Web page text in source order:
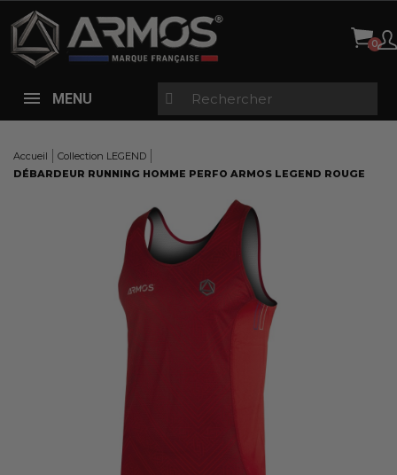
MENU
Accueil
Collection LEGEND
DÉBARDEUR RUNNING HOMME PERFO ARMOS LEGEND ROUGE
Panneau de gestion des cookies